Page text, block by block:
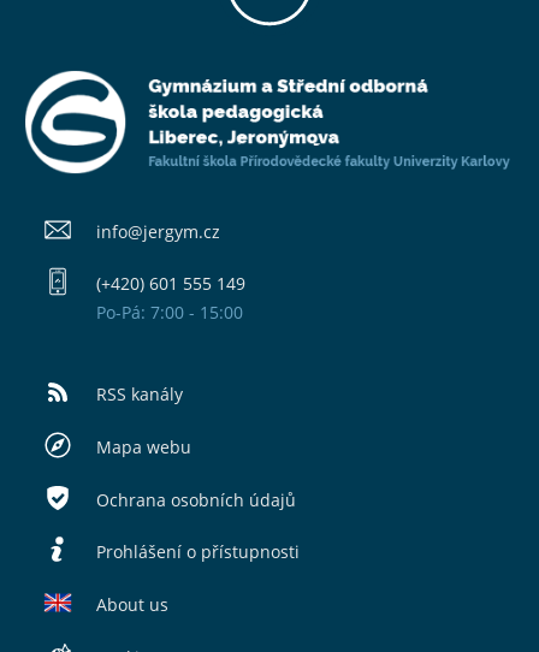
info@​jergym.cz
(+420) 601 555 149
Po-Pá: 7:00 - 15:00
RSS kanály
Mapa webu
Ochrana osobních údajů
Prohlášení o přístupnosti
About us